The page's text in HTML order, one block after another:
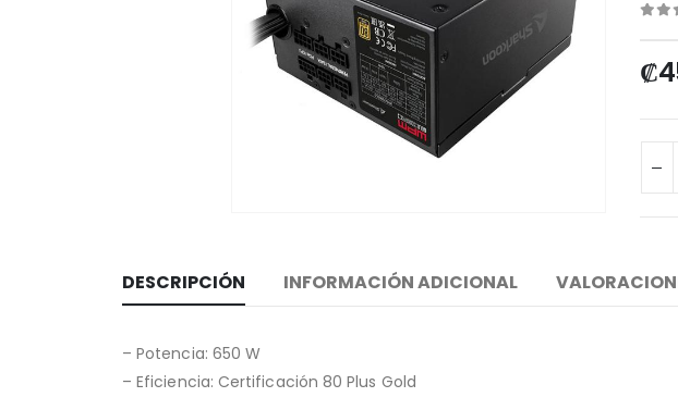
₡
DESCRIPCIÓN INFORMACIÓN ADICIONAL
– Potencia: 650 W
– Eficiencia: Certificación 80 Plus Gold